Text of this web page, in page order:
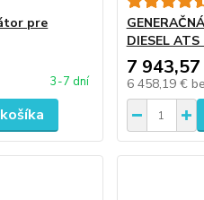
pre
3-7 dní
DIESEL ATS
7
6 458,19 €